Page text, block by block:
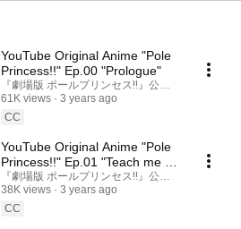
YouTube Original Anime "Pole
Princess!!" Ep.00 "Prologue"
『劇場版 ポールプリンセス‼』公式チャンネル
61K views
3 years ago
CC
YouTube Original Anime "Pole
Princess!!" Ep.01 "Teach me to
Pole Dance!"
『劇場版 ポールプリンセス‼』公式チャンネル
38K views
3 years ago
CC